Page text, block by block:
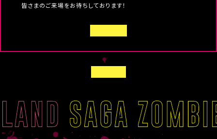
皆さまのご来場をお待ちしております！
A
L
I
S
C
K